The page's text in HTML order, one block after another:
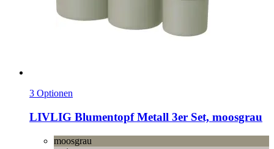
3 Optionen
LIVLIG Blumentopf Metall 3er Set, moosgrau
moosgrau